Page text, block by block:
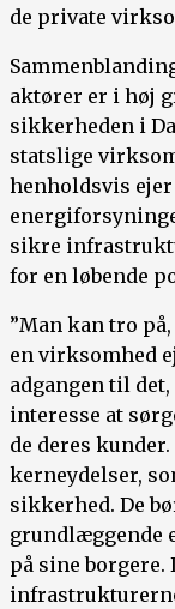
de private
aktører er i høj
sikkerheden i
statslige
henholdsvis
sikre
for en løbende
”Man kan tro
en virksomhed
adgangen til
interesse at
de deres
kerneydelser,
sikkerhed. De
grundlæggende
på sine